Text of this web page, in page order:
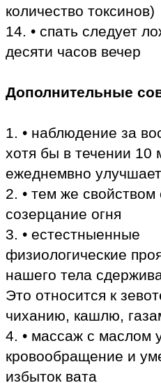
количество токсинов)
14. • спать следует
десяти часов вечер
Дополнительные
1. • наблюдение за
хотя бы в течении 10
ежеднемвно
2. • тем же свойством
созерцание огня
3. • естестныенные
физиологические
нашего тела
Это относится к
чиханию, кашлю,
4. • массаж с маслом
кровообращение и
избыток вата